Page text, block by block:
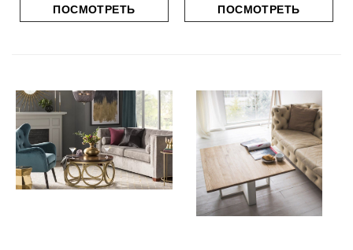
ПОСМОТРЕТЬ ПОСМОТРЕТЬ